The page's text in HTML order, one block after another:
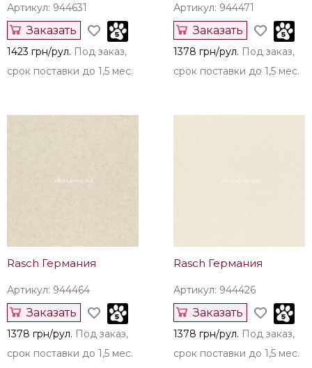
Артикул: 944631
Заказать
1423 грн/рул. Под заказ,
срок поставки до 1,5 мес.
Артикул: 944471
Заказать
1378 грн/рул. Под заказ,
срок поставки до 1,5 мес.
Rasch Германия
Артикул: 944464
Заказать
1378 грн/рул. Под заказ,
срок поставки до 1,5 мес.
Rasch Германия
Артикул: 944426
Заказать
1378 грн/рул. Под заказ,
срок поставки до 1,5 мес.